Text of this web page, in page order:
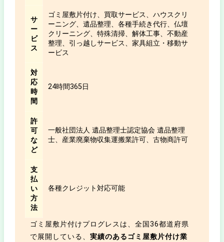
サ
ー
ビ
ス
ゴミ屋敷片付け、買取サービス、ハウスクリ
ーニング、遺品整理、各種手続き代行、仏壇
クリーニング、特殊清掃、解体工事、不動産
整理、引っ越しサービス、家具組立・移動サ
ービス
対
応
時
間
24時間365日
許
可
な
ど
一般社団法人 遺品整理士認定協会 遺品整理
士、産業廃棄物収集運搬業許可、古物商許可
支
払
い
方
法
各種クレジット対応可能
ゴミ屋敷片付けプログレスは、全国36都道府県
で展開している、実績のあるゴミ屋敷片付け業